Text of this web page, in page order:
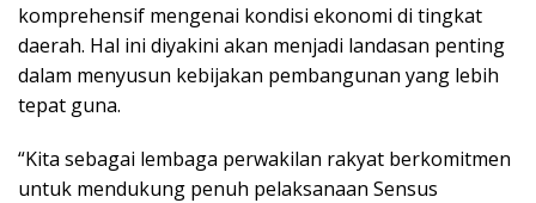
komprehensif mengenai kondisi ekonomi di tingkat
daerah. Hal ini diyakini akan menjadi landasan penting
dalam menyusun kebijakan pembangunan yang lebih
tepat guna.
“Kita sebagai lembaga perwakilan rakyat berkomitmen
untuk mendukung penuh pelaksanaan Sensus